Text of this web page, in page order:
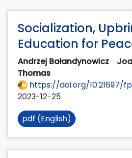
Socialization,
Education for
Andrzej Bałandynowicz
Thomas
https://doi.org/10.21697/
2023-12-25
pdf (English)